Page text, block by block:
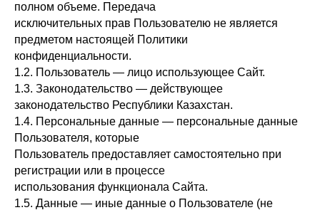
полном объеме. Передача
исключительных прав Пользователю не является
предметом настоящей Политики
конфиденциальности.
1.2. Пользователь — лицо использующее Сайт.
1.3. Законодательство — действующее
законодательство Республики Казахстан.
1.4. Персональные данные — персональные данные
Пользователя, которые
Пользователь предоставляет самостоятельно при
регистрации или в процессе
использования функционала Сайта.
1.5. Данные — иные данные о Пользователе (не